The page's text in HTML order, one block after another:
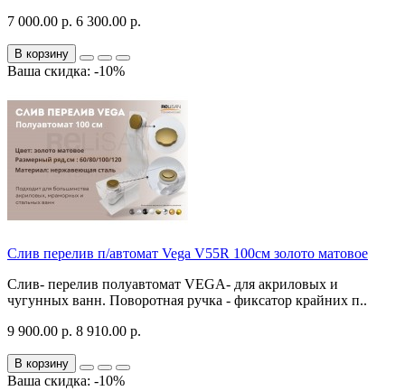
7 000.00 р. 6 300.00 р.
В корзину
Ваша скидка: -10%
Слив перелив п/автомат Vega V55R 100см золото матовое
Слив- перелив полуавтомат VEGA- для акриловых и
чугунных ванн. Поворотная ручка - фиксатор крайних п..
9 900.00 р. 8 910.00 р.
В корзину
Ваша скидка: -10%